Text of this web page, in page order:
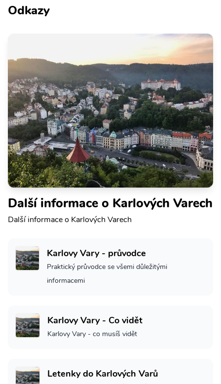
Odkazy
Další informace o Karlových Varech
Další informace o Karlových Varech
Karlovy Vary - průvodce
Praktický průvodce se všemi důležitými
informacemi
Karlovy Vary - Co vidět
Karlovy Vary - co musíš vidět
Letenky do Karlových Varů